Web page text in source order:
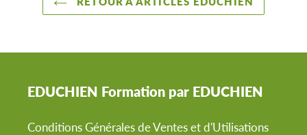
EDUCHIEN Formation par EDUCHIEN
Conditions Générales de Ventes et d'Utilisations